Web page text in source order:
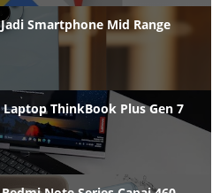
Smartphone Mid Range
ThinkBook Plus Gen 7